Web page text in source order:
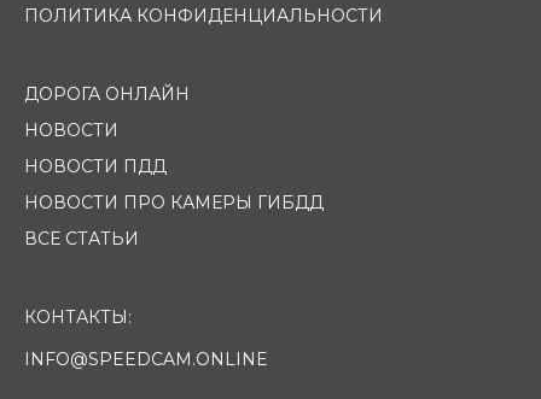
ПОЛИТИКА КОНФИДЕНЦИАЛЬНОСТИ
ДОРОГА ОНЛАЙН
НОВОСТИ
НОВОСТИ ПДД
НОВОСТИ ПРО КАМЕРЫ ГИБДД
ВСЕ СТАТЬИ
КОНТАКТЫ:
INFO@SPEEDCAM.ONLINE